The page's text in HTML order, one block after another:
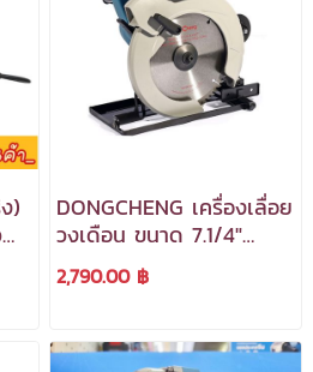
)
DONGCHENG เครื่องเลื่อย
วงเดือน ขนาด 7.1/4"
1500W. รุ่น DMY03-185S
***สามารถออกใบกำกับ
2,790.00 ฿